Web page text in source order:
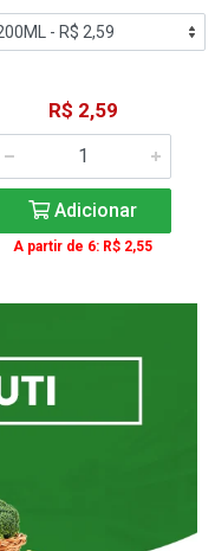
R$ 2,59
Adicionar
A partir de 6: R$ 2,55